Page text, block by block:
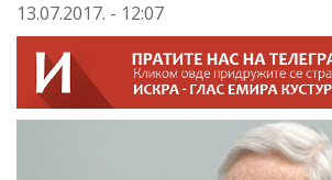
13.07.2017. - 12:07